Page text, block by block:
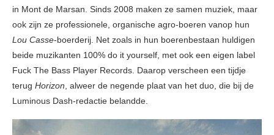
in Mont de Marsan. Sinds 2008 maken ze samen muziek, maar
ook zijn ze professionele, organische agro-boeren vanop hun
Lou Casse-boerderij. Net zoals in hun boerenbestaan huldigen
beide muzikanten 100% do it yourself, met ook een eigen label
Fuck The Bass Player Records. Daarop verscheen een tijdje
terug Horizon, alweer de negende plaat van het duo, die bij de
Luminous Dash-redactie belandde.